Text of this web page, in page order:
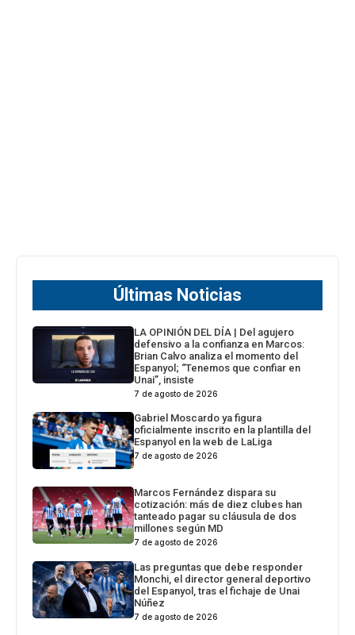
Últimas Noticias
LA OPINIÓN DEL DÍA | Del agujero
defensivo a la confianza en Marcos:
Brian Calvo analiza el momento del
Espanyol; “Tenemos que confiar en
Unai”, insiste
7 de agosto de 2026
Gabriel Moscardo ya figura
oficialmente inscrito en la plantilla del
Espanyol en la web de LaLiga
7 de agosto de 2026
Marcos Fernández dispara su
cotización: más de diez clubes han
tanteado pagar su cláusula de dos
millones según MD
7 de agosto de 2026
Las preguntas que debe responder
Monchi, el director general deportivo
del Espanyol, tras el fichaje de Unai
Núñez
7 de agosto de 2026